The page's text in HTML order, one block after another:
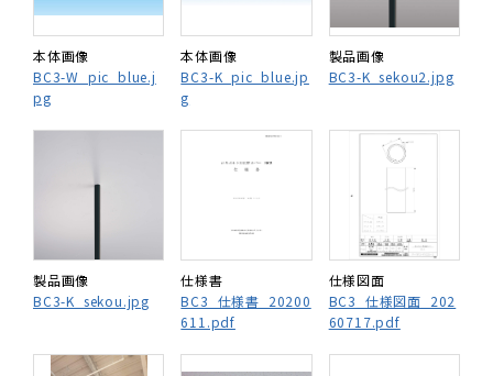
本体画像
BC3-W_pic_blue.j
pg
本体画像
BC3-K_pic_blue.jp
g
製品画像
BC3-K_sekou2.jpg
製品画像
BC3-K_sekou.jpg
仕様書
BC3_仕様書_20200
611.pdf
仕様図面
BC3_仕様図面_202
60717.pdf